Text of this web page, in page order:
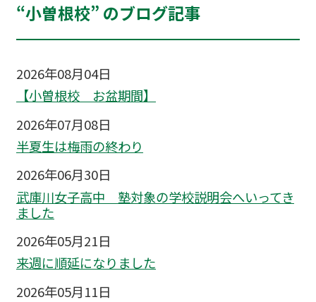
“小曽根校” のブログ記事
2026年08月04日
【小曽根校 お盆期間】
2026年07月08日
半夏生は梅雨の終わり
2026年06月30日
武庫川女子高中 塾対象の学校説明会へいってき
ました
2026年05月21日
来週に順延になりました
2026年05月11日